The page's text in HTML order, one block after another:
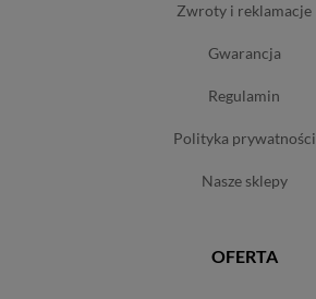
zwroty i reklamacje
gwarancja
regulamin
polityka prywatności
nasze sklepy
OFERTA